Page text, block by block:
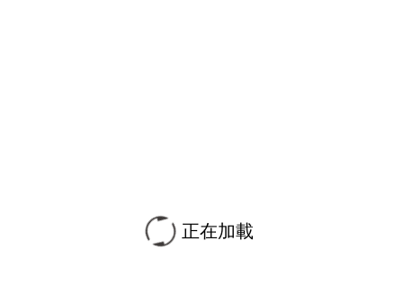
正在加載